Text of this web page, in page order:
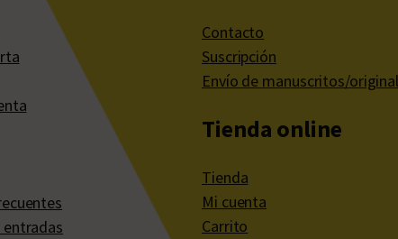
entradas
Contacto
Suscripción
Envío de manuscritos/
Tienda online
Tienda
Mi cuenta
Carrito